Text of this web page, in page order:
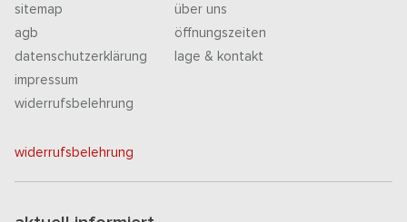
sitemap
agb
datenschutzerklärung
impressum
widerrufsbelehrung
über uns
öffnungszeiten
lage & kontakt
widerrufsbelehrung